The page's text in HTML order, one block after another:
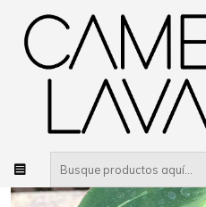
Inicio Planta Plantas De interior